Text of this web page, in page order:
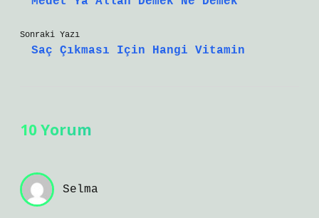
Sonraki Yazı
Saç Çıkması Için Hangi Vitamin
10 Yorum
Selma